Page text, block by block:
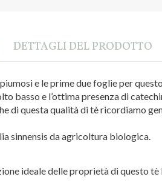
DETTAGLI DEL PRODOTTO
e le prime due foglie per
basso e l’ottima presenza di
di questa qualità di tè ricordiamo
sinnensis da agricoltura biologica.
ideale delle proprietà di questo